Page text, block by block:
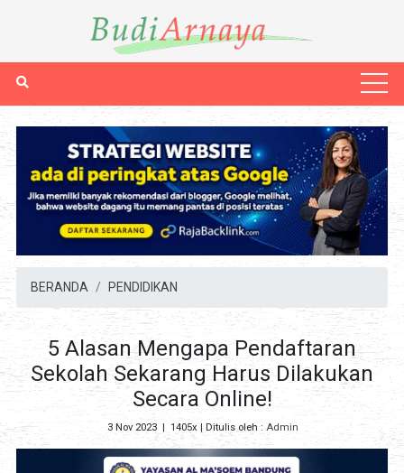
BERANDA PENDIDIKAN
5 Alasan Mengapa Pendaftaran
Sekolah Sekarang Harus Dilakukan
Secara Online!
3 Nov 2023 1405x | Ditulis oleh :Admin